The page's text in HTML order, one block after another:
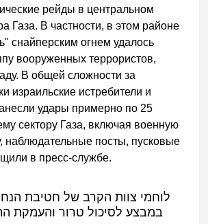
рейды в центральном
Газа. В частности, в этом районе
снайперским огнем удалось
вооруженных террористов,
В общей сложности за
израильские истребители и
удары примерно по 25
сектору Газа, включая военную
наблюдательные посты, пусковые
в пресс-службе.
לוחמי צוות הקרב של חטיבת
במבצע לסיכול טרור והעמקת